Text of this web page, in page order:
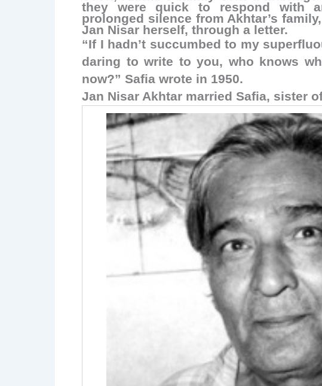
they were quick to respond with
prolonged silence from Akhtar’s
Jan Nisar herself, through a letter.
“If I hadn’t succumbed to my
daring to write to you, who knows
now?” Safia wrote in 1950.
Jan Nisar Akhtar married Safia, sister